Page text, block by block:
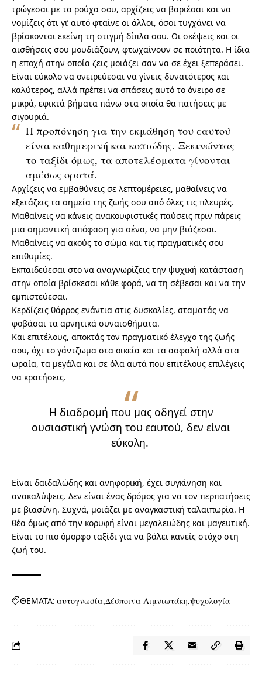
τρώγεσαι με τα ρούχα σου, αρχίζεις να βαριέσαι και να
νομίζεις ότι γι’ αυτό φταίνε οι άλλοι, όσοι τυγχάνει να
βρίσκονται εκείνη τη στιγμή δίπλα σου. Οι σκέψεις και οι
αισθήσεις σου μουδιάζουν, φτωχαίνουν σε ποιότητα. Η ίδια
η εποχή στην οποία ζεις μοιάζει σαν να σε έχει ξεπεράσει.
Είναι εύκολο να ονειρεύεσαι να γίνεις δυνατότερος και
καλύτερος, αλλά πρέπει να σπάσεις αυτό το όνειρο σε
μικρά, εφικτά βήματα πάνω στα οποία θα πατήσεις με
σιγουριά.
Η προπόνηση για την εκμάθηση του εαυτού
είναι καθημερινή και κοπιώδης. Ξεκινώντας
το ταξίδι όμως, τα αποτελέσματα γίνονται
αμέσως ορατά.
Αρχίζεις να εμβαθύνεις σε λεπτομέρειες, μαθαίνεις να
εξετάζεις τα σημεία της ζωής σου από όλες τις πλευρές.
Μαθαίνεις να κάνεις ανακουφιστικές παύσεις πριν πάρεις
μια σημαντική απόφαση για σένα, να μην βιάζεσαι.
Μαθαίνεις να ακούς το σώμα και τις πραγματικές σου
επιθυμίες.
Εκπαιδεύεσαι στο να αναγνωρίζεις την ψυχική κατάσταση
στην οποία βρίσκεσαι κάθε φορά, να τη σέβεσαι και να την
εμπιστεύεσαι.
Κερδίζεις θάρρος ενάντια στις δυσκολίες, σταματάς να
φοβάσαι τα αρνητικά συναισθήματα.
Και επιτέλους, αποκτάς τον πραγματικό έλεγχο της ζωής
σου, όχι το γάντζωμα στα οικεία και τα ασφαλή αλλά στα
ωραία, τα μεγάλα και σε όλα αυτά που επιτέλους επιλέγεις
να κρατήσεις.
Η διαδρομή που μας οδηγεί στην
ουσιαστική γνώση του εαυτού, δεν είναι
εύκολη.
Είναι δαιδαλώδης και ανηφορική, έχει συγκίνηση και
ανακαλύψεις. Δεν είναι ένας δρόμος για να τον περπατήσεις
με βιασύνη. Συχνά, μοιάζει με αναγκαστική ταλαιπωρία. Η
θέα όμως από την κορυφή είναι μεγαλειώδης και μαγευτική.
Είναι το πιο όμορφο ταξίδι για να βάλει κανείς στόχο στη
ζωή του.
ΘΕΜΑΤΑ: αυτογνωσία Δέσποινα Λιμνιωτάκη ψυχολογία